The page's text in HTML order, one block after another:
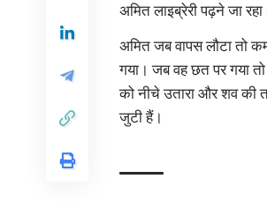
अमित लाइब्रेरी पढ़ने जा
अमित जब वापस लौटा तो
गया। जब वह छत पर गया
को नीचे उतारा और शव की
जुटी हैं।